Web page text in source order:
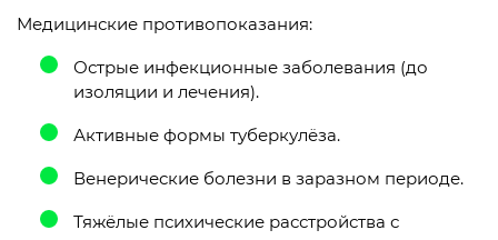
Медицинские противопоказания:
Острые инфекционные заболевания (до
изоляции и лечения).
Активные формы туберкулёза.
Венерические болезни в заразном периоде.
Тяжёлые психические расстройства с